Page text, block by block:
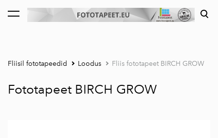
lisati ostukorvi. Vaata ostukorvi
Fliisil fototapeedid Loodus Fliis fototapeet BIRCH GROW
Fototapeet BIRCH GROW